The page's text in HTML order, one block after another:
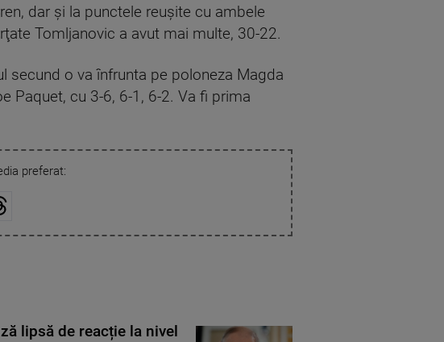
dar şi la punctele reuşite cu ambele
Tomljanovic a avut mai multe, 30-22.
secund o va înfrunta pe poloneza Magda
Paquet, cu 3-6, 6-1, 6-2. Va fi prima
preferat:
lipsă de reacție la nivel